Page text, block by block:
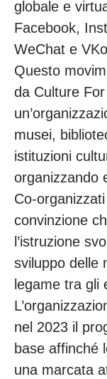
globale e
Facebook,
WeChat e
Questo
da Culture
musei,
istituzioni
organizzando
Co-
convinzione
l’istruzione
sviluppo delle
legame tra gli
nel 2023 il
base affinché
una marcata